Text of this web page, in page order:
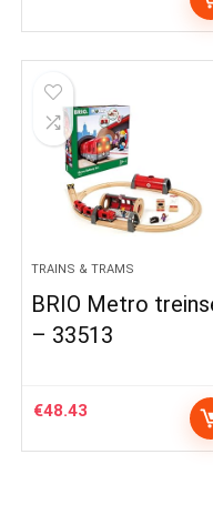
TRAINS & TRAMS
BRIO Metro
– 33513
€48.43